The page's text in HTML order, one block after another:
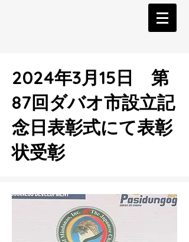
2024年3月15日 第
87回ダバオ市設立記
念日表彰式にて表彰
状受彰